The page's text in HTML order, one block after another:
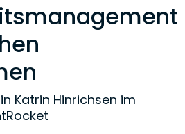
Katrin Hinrichsen im